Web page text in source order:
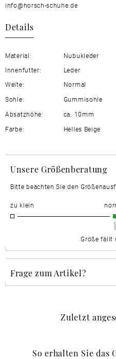
info@horsch-schuhe.de
Details
Material:
Nubukleder
Innenfutter:
Leder
Weite:
Normal
Sohle:
Gummisohle
Absatzhöhe:
ca. 10mm
Farbe:
Helles Beige
Unsere Größenberatung
Bitte beachten Sie den
zu klein
Größe fällt
Frage zum Artikel?
Zuletzt
So erhalten Sie das